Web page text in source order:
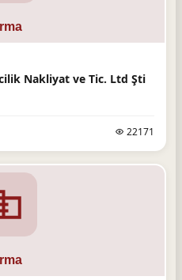
Nakliyat ve Tic. Ltd Şti
22171